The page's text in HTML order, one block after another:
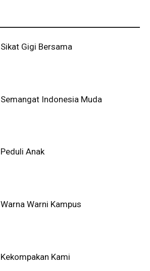
Sikat Gigi Bersama
Semangat Indonesia Muda
Peduli Anak
Warna Warni Kampus
Kekompakan Kami